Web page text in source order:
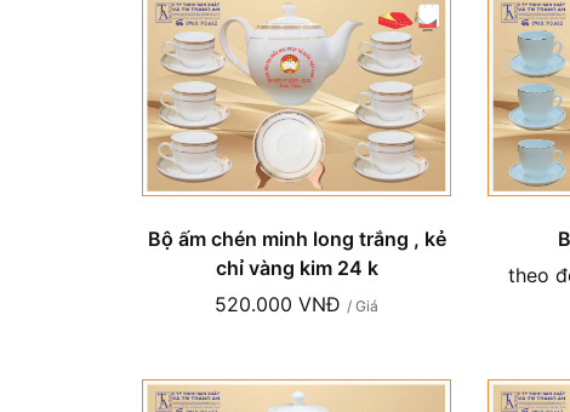
Bộ ấm chén minh long trắng , kẻ
chỉ vàng kim 24 k
520.000 VNĐ / Giá
theo